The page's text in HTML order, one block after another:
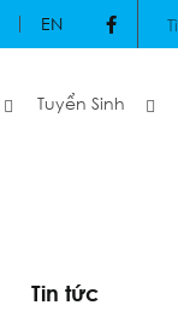
EN
Tuyển Sinh
Tin tức